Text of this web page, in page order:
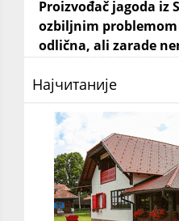
Proizvođač jagoda iz
ozbiljnim
odlična, ali zarade
Најчитаније